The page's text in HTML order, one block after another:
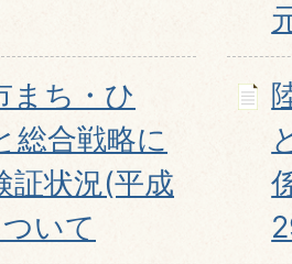
まち・ひ
総合戦略に
証状況(平成
いて